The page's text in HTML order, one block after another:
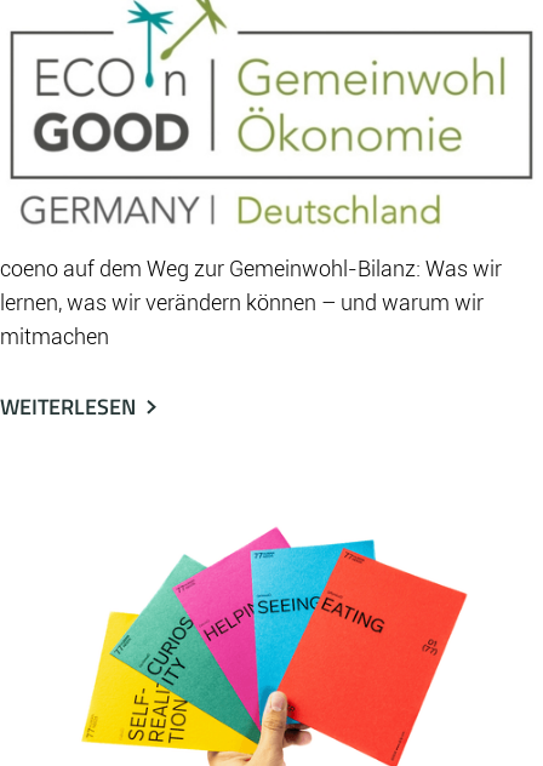
coeno auf dem Weg zur Gemeinwohl-Bilanz: Was wir
lernen, was wir verändern können – und warum wir
mitmachen
WEITERLESEN